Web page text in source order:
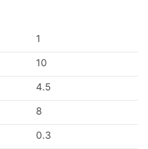
1
10
4.5
8
0.3